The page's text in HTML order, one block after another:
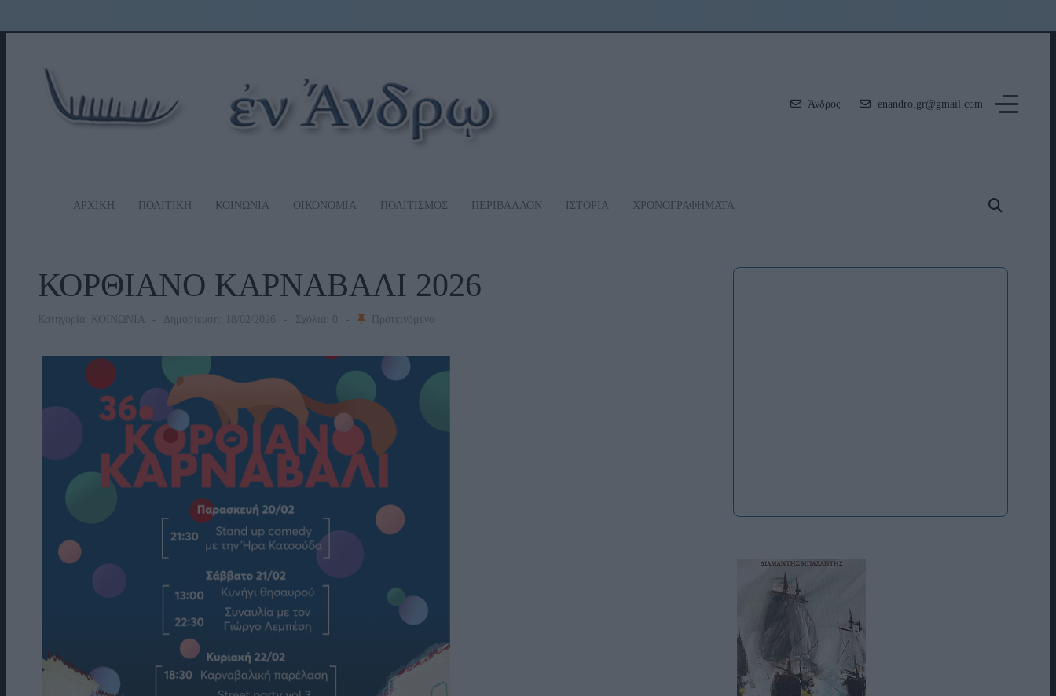
Άνδρος enandro.gr@gmail.com
ΑΡΧΙΚΗ ΠΟΛΙΤΙΚΗ ΚΟΙΝΩΝΙΑ ΟΙΚΟΝΟΜΙΑ ΠΟΛΙΤΙΣΜΟΣ ΠΕΡΙΒΑΛΛΟΝ ΙΣΤΟΡΙΑ ΧΡΟΝΟΓΡΑΦΗΜΑΤΑ
ΚΟΡΘΙΑΝΟ ΚΑΡΝΑΒΑΛΙ 2026
Κατηγορία: ΚΟΙΝΩΝΙΑ Δημοσίευση: 18/02/2026 Σχόλια: 0 Προτεινόμενο